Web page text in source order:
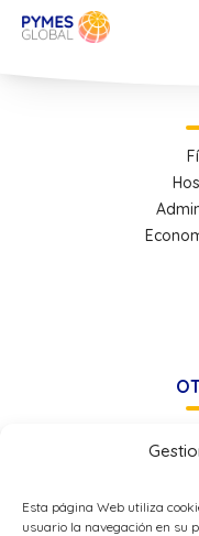
Esta página Web utiliza
usuario la navegación en su